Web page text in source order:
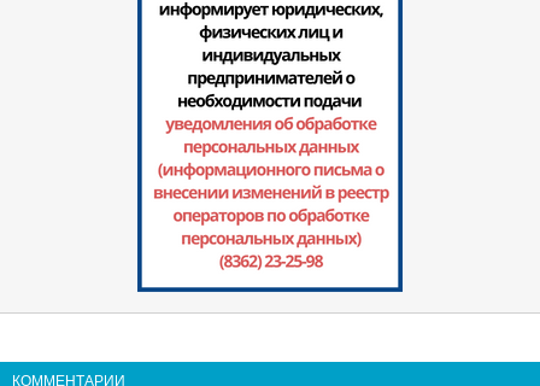
КОММЕНТАРИИ